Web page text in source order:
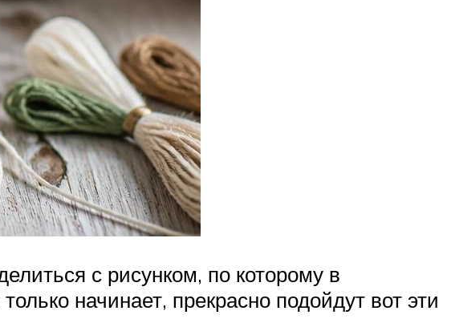
с рисунком, по которому в
начинает, прекрасно подойдут вот эти